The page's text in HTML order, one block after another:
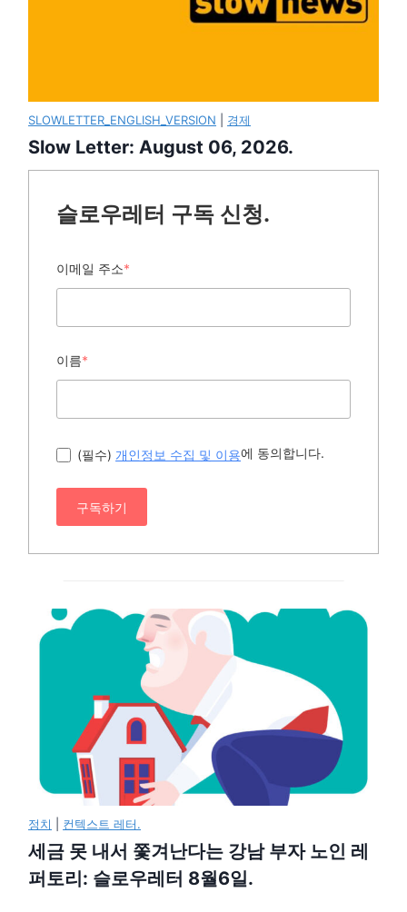
SLOWLETTER_ENGLISH_VERSION 경제
Slow Letter: August 06, 2026.
슬로우레터 구독 신청.
이메일 주소*
이름*
(필수) 개인정보 수집 및 이용에 동의합니다.
구독하기
정치 컨텍스트 레터.
세금 못 내서 쫓겨난다는 강남 부자 노인 레
퍼토리: 슬로우레터 8월6일.